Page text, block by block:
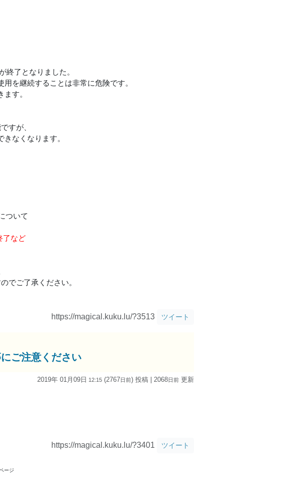
終了となりました。
を継続することは非常に危険です。
す。
すが、
なくなります。
ついて
了など
でご了承ください。
https://magical.kuku.lu/?3513 ツイート
ご注意ください
2019年 01月09日 12:15 (2767日前) 投稿 | 2068日前 更新
https://magical.kuku.lu/?3401 ツイート
ージ